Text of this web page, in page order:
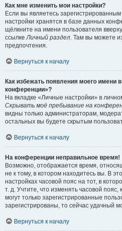
Как мне изменить мои настройки?
Если вы являетесь
настройки хранятся в базе данных
щёлкните на имени пользователя
ссылкеЛичный раздел. Там вы можете
предпочтения.
Вернуться к началу
Как избежать появления моего имени
конференции»?
На вкладке «Личные настройки» в
Скрывать моё пребывание на
видны только администраторам,
остальных вы будете скрытым
Вернуться к началу
На конференции неправильное время!
Возможно, отображается время,
не к тому, в котором находитесь вы. В
настройках часовой пояс на тот, в
т. д. Учтите, что изменять часовой пояс,
могут только зарегистрированные
зарегистрированы, то сейчас удачный
Вернуться к началу